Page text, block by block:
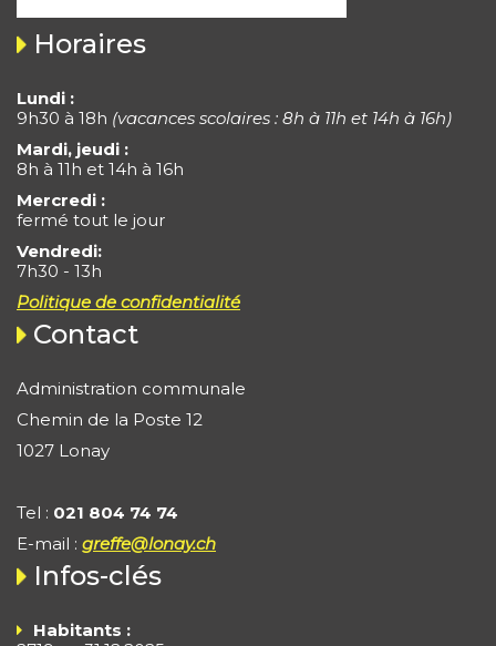
Horaires
Lundi :
9h30 à 18h (vacances scolaires : 8h à 11h et 14h à 16h)
Mardi, jeudi :
8h à 11h et 14h à 16h
Mercredi :
fermé tout le jour
Vendredi:
7h30 - 13h
Politique de confidentialité
Contact
Administration communale
Chemin de la Poste 12
1027 Lonay
Tel : 021 804 74 74
E-mail : greffe@lonay.ch
Infos-clés
Habitants :